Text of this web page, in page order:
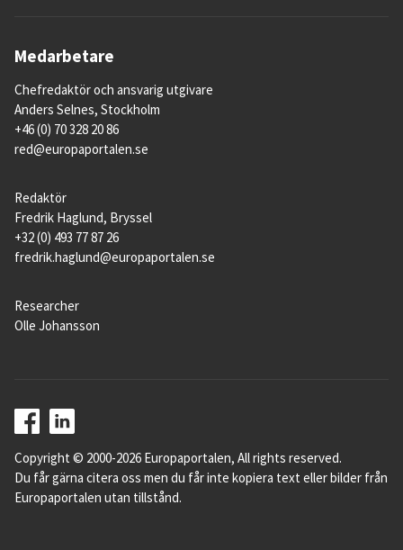
Medarbetare
Chefredaktör och ansvarig utgivare
Anders Selnes, Stockholm
+46 (0) 70 328 20 86
red@europaportalen.se
Redaktör
Fredrik Haglund, Bryssel
+32 (0) 493 77 87 26
fredrik.haglund@europaportalen.se
Researcher
Olle Johansson
Copyright © 2000-2026 Europaportalen, All rights reserved.
Du får gärna citera oss men du får inte kopiera text eller bilder från
Europaportalen utan tillstånd.